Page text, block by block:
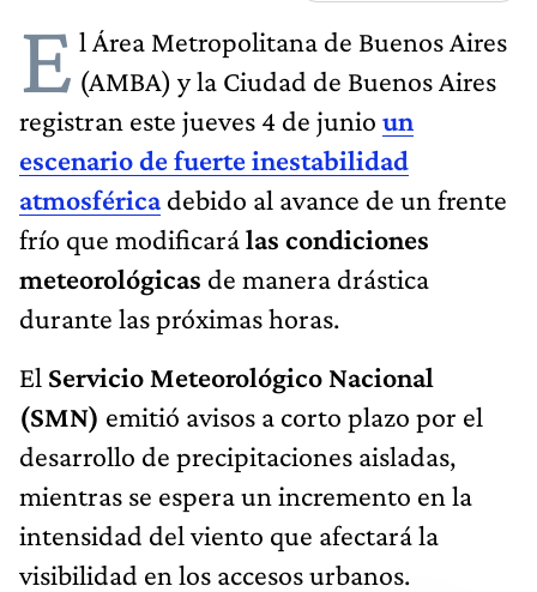
E l Área Metropolitana de Buenos Aires
(AMBA) y la Ciudad de Buenos Aires
registran este jueves 4 de junio un
escenario de fuerte inestabilidad
atmosféricadebido al avance de un frente
frío que modificarálas condiciones
meteorológicas de manera drástica
durante las próximas horas.
El Servicio Meteorológico Nacional
(SMN) emitió avisos a corto plazo por el
desarrollo de precipitaciones aisladas,
mientras se espera un incremento en la
intensidad del viento que afectará la
visibilidad en los accesos urbanos.